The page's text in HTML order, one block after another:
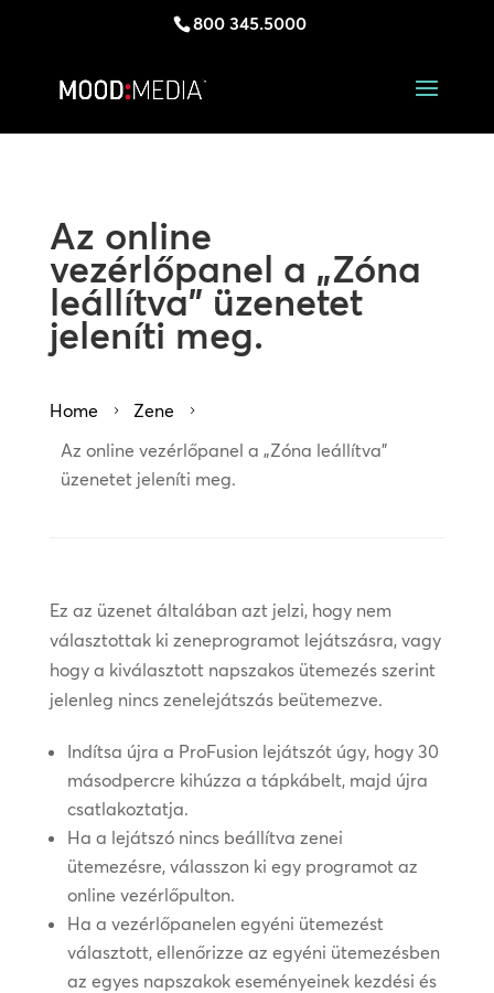
800 345.5000
Az online
vezérlőpanel a „Zóna
leállítva” üzenetet
jeleníti meg.
Home 5 Zene 5
Az online vezérlőpanel a „Zóna leállítva”
üzenetet jeleníti meg.
Ez az üzenet általában azt jelzi, hogy nem
választottak ki zeneprogramot lejátszásra, vagy
hogy a kiválasztott napszakos ütemezés szerint
jelenleg nincs zenelejátszás beütemezve.
Indítsa újra a ProFusion lejátszót úgy, hogy 30
másodpercre kihúzza a tápkábelt, majd újra
csatlakoztatja.
Ha a lejátszó nincs beállítva zenei
ütemezésre, válasszon ki egy programot az
online vezérlőpulton.
Ha a vezérlőpanelen egyéni ütemezést
választott, ellenőrizze az egyéni ütemezésben
az egyes napszakok eseményeinek kezdési és